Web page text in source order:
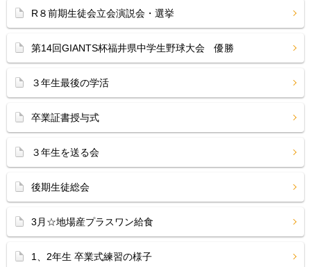
R８前期生徒会立会演説会・選挙
第14回GIANTS杯福井県中学生野球大会 優勝
３年生最後の学活
卒業証書授与式
３年生を送る会
後期生徒総会
3月☆地場産プラスワン給食
1、2年生 卒業式練習の様子